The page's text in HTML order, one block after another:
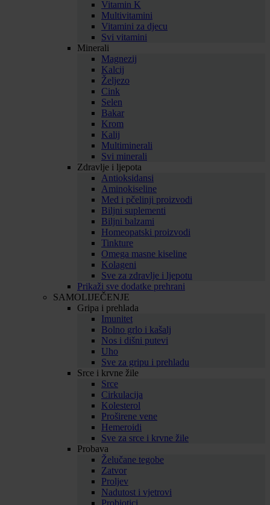
Vitamin K
Multivitamini
Vitamini za djecu
Svi vitamini
Minerali
Magnezij
Kalcij
Željezo
Cink
Selen
Bakar
Krom
Kalij
Multiminerali
Svi minerali
Zdravlje i ljepota
Antioksidansi
Aminokiseline
Med i pčelinji proizvodi
Biljni suplementi
Biljni balzami
Homeopatski proizvodi
Tinkture
Omega masne kiseline
Kolageni
Sve za zdravlje i ljepotu
Prikaži sve dodatke prehrani
SAMOLIJEČENJE
Gripa i prehlada
Imunitet
Bolno grlo i kašalj
Nos i dišni putevi
Uho
Sve za gripu i prehladu
Srce i krvne žile
Srce
Cirkulacija
Kolesterol
Proširene vene
Hemeroidi
Sve za srce i krvne žile
Probava
Želučane tegobe
Zatvor
Proljev
Nadutost i vjetrovi
Probiotici